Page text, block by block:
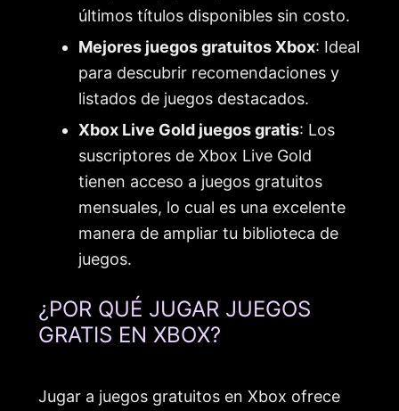
últimos títulos disponibles sin costo.
Mejores juegos gratuitos Xbox: Ideal
para descubrir recomendaciones y
listados de juegos destacados.
Xbox Live Gold juegos gratis: Los
suscriptores de Xbox Live Gold
tienen acceso a juegos gratuitos
mensuales, lo cual es una excelente
manera de ampliar tu biblioteca de
juegos.
¿POR QUÉ JUGAR JUEGOS
GRATIS EN XBOX?
Jugar a juegos gratuitos en Xbox ofrece